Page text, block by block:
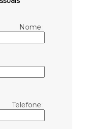
Nome:
Telefone: